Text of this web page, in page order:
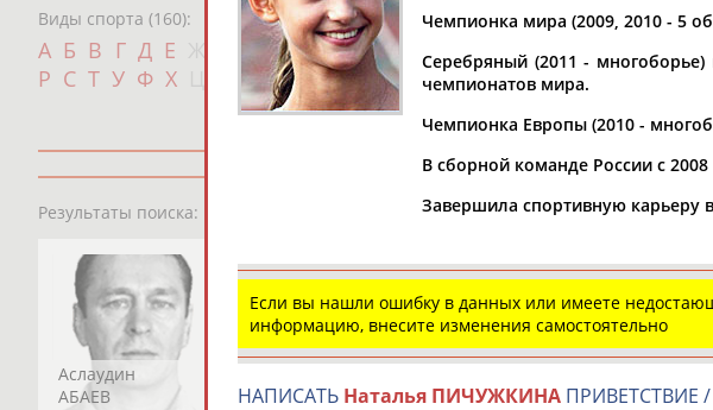
Виды спорта (160):
А Б В Г Д Е И К Л М Н О
П
Р С Т У Ф Х Ш Щ Э Ю Я
Дата рождения
с
чч мм год
Результаты поиска:
Аслаудин
АБАЕВ
АБАИМОВА
АБАКУМОВА
АБАЛАКИНА
Чемпионка мира (2009, 2010 - 5
Серебряный (2011 -
чемпионатов мира.
Чемпионка Европы (2010 -
В сборной команде России с 2008
Завершила спортивную карьеру
Если вы нашли ошибку в данных или имеете
информацию, внесите изменения самостоятельно
НАПИСАТЬ Наталья ПИЧУЖКИНА ПРИВЕТСТВИЕ